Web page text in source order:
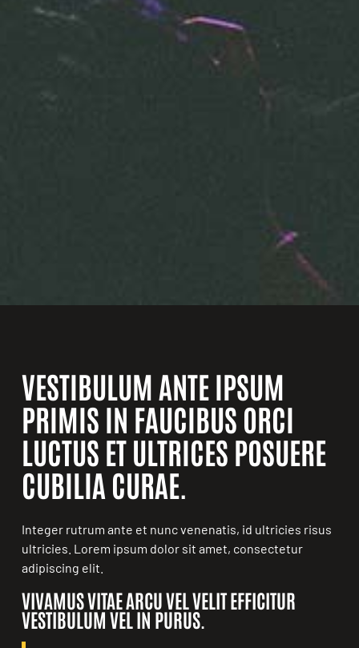
VESTIBULUM ANTE IPSUM
PRIMIS IN FAUCIBUS ORCI
LUCTUS ET ULTRICES POSUERE
CUBILIA CURAE.
Integer rutrum ante et nunc venenatis, id ultricies risus
ultricies. Lorem ipsum dolor sit amet, consectetur
adipiscing elit.
VIVAMUS VITAE ARCU VEL VELIT EFFICITUR
VESTIBULUM VEL IN PURUS.